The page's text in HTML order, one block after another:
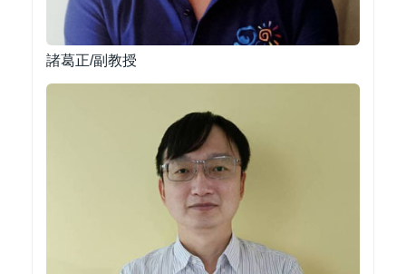
諸葛正/副教授